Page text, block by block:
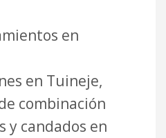
en
en Tuineje,
combinación
y candados en